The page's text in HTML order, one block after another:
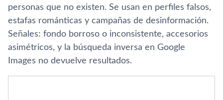
personas que no existen. Se usan en perfiles falsos,
estafas románticas y campañas de desinformación.
Señales: fondo borroso o inconsistente, accesorios
asimétricos, y la búsqueda inversa en Google
Images no devuelve resultados.